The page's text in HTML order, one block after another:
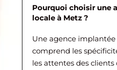
Pourquoi choisir une
locale à Metz ?
Une agence
comprend les
les attentes des